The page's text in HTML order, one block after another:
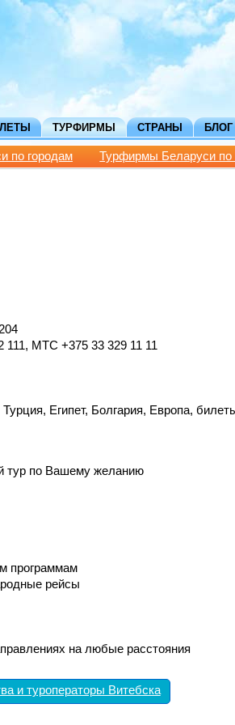
ТУРФИРМЫ СТРАНЫ БЛОГ
по городам Турфирмы Беларуси по
111, МТС +375 33 329 11 11
Египет, Болгария, Европа,
тур по Вашему желанию
программам
рейсы
на любые расстояния
и туроператоры Витебска